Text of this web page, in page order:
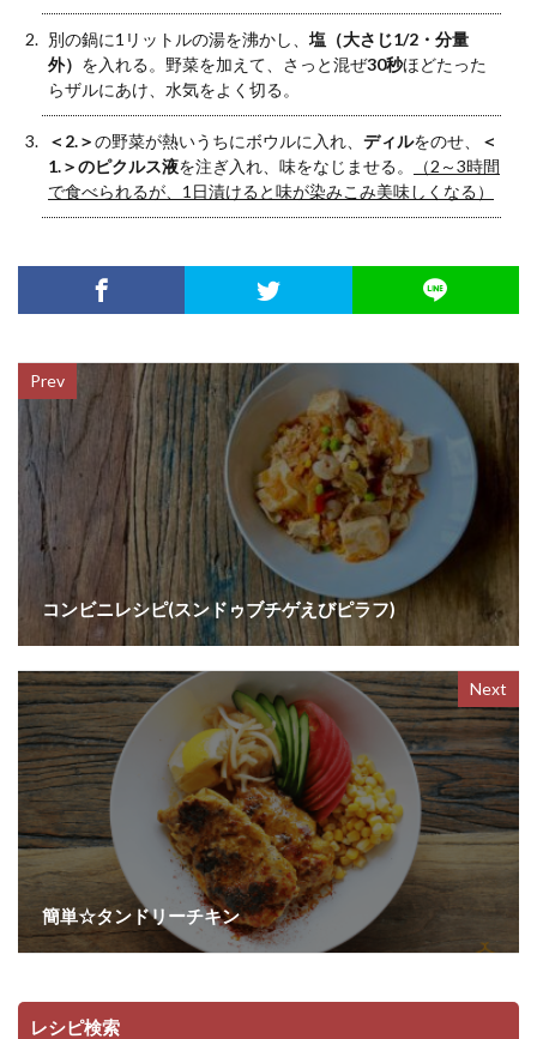
別の鍋に1リットルの湯を沸かし、 塩（大さじ1/2・分量
外） を入れる。野菜を加えて、さっと混ぜ30秒ほどたった
らザルにあけ、水気をよく切る。
＜2.＞の野菜が熱いうちにボウルに入れ、 ディルをのせ、
＜
1.＞のピクルス液を注ぎ入れ、味をなじませる。
（2～3時間
で食べられるが、1日漬けると味が染みこみ美味しくなる）
Prev
コンビニレシピ(スンドゥブチゲえびピラフ)
Next
簡単☆タンドリーチキン
レシピ検索